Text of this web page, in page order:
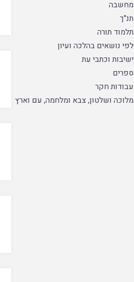
מחשבה
תנ"ך
תלמוד תורה
לפי נושאים בהלכה ועיון
ישיבות וכתבי עת
ספרים
עבודות חקר
מלוכה ושלטון, צבא ומלחמה, עם וארץ